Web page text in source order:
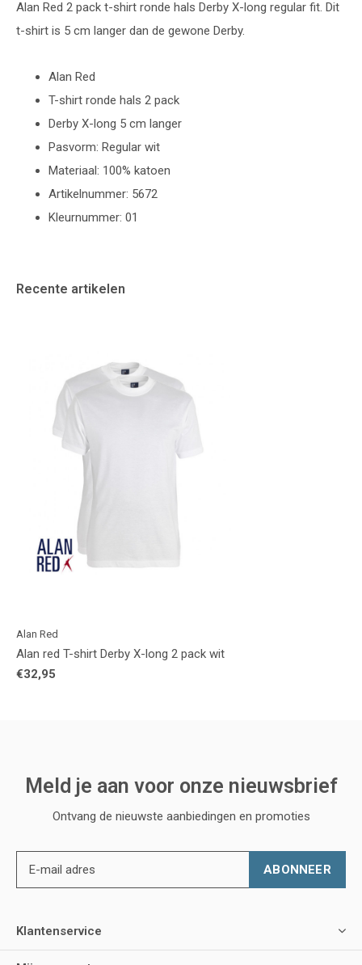
Alan Red 2 pack t-shirt ronde hals Derby X-long regular fit. Dit
t-shirt is 5 cm langer dan de gewone Derby.
Alan Red
T-shirt ronde hals 2 pack
Derby X-long 5 cm langer
Pasvorm: Regular wit
Materiaal: 100% katoen
Artikelnummer: 5672
Kleurnummer: 01
Recente artikelen
Alan Red
Alan red T-shirt Derby X-long 2 pack wit
€32,95
Meld je aan voor onze nieuwsbrief
Ontvang de nieuwste aanbiedingen en promoties
ABONNEER
Klantenservice